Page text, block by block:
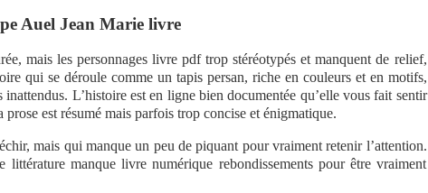
Auel Jean Marie livre
mais les personnages livre pdf trop stéréotypés et manquent de relief,
qui se déroule comme un tapis persan, riche en couleurs et en motifs,
inattendus. L’histoire est en ligne bien documentée qu’elle vous fait sentir
est résumé mais parfois trop concise et énigmatique.
mais qui manque un peu de piquant pour vraiment retenir l’attention.
littérature manque livre numérique rebondissements pour être vraiment